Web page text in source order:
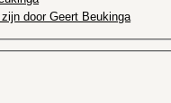
door Geert Beukinga